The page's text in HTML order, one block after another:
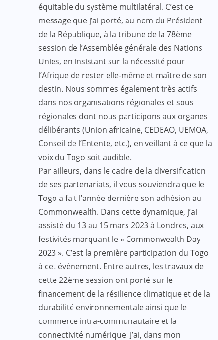
équitable du système multilatéral. C’est ce
message que j’ai porté, au nom du Président
de la République, à la tribune de la 78ème
session de l’Assemblée générale des Nations
Unies, en insistant sur la nécessité pour
l’Afrique de rester elle-même et maître de son
destin. Nous sommes également très actifs
dans nos organisations régionales et sous
régionales dont nous participons aux organes
délibérants (Union africaine, CEDEAO, UEMOA,
Conseil de l’Entente, etc.), en veillant à ce que la
voix du Togo soit audible.
Par ailleurs, dans le cadre de la diversification
de ses partenariats, il vous souviendra que le
Togo a fait l’année dernière son adhésion au
Commonwealth. Dans cette dynamique, j’ai
assisté du 13 au 15 mars 2023 à Londres, aux
festivités marquant le « Commonwealth Day
2023 ». C’est la première participation du Togo
à cet événement. Entre autres, les travaux de
cette 22ème session ont porté sur le
financement de la résilience climatique et de la
durabilité environnementale ainsi que le
commerce intra-communautaire et la
connectivité numérique. J’ai, dans mon